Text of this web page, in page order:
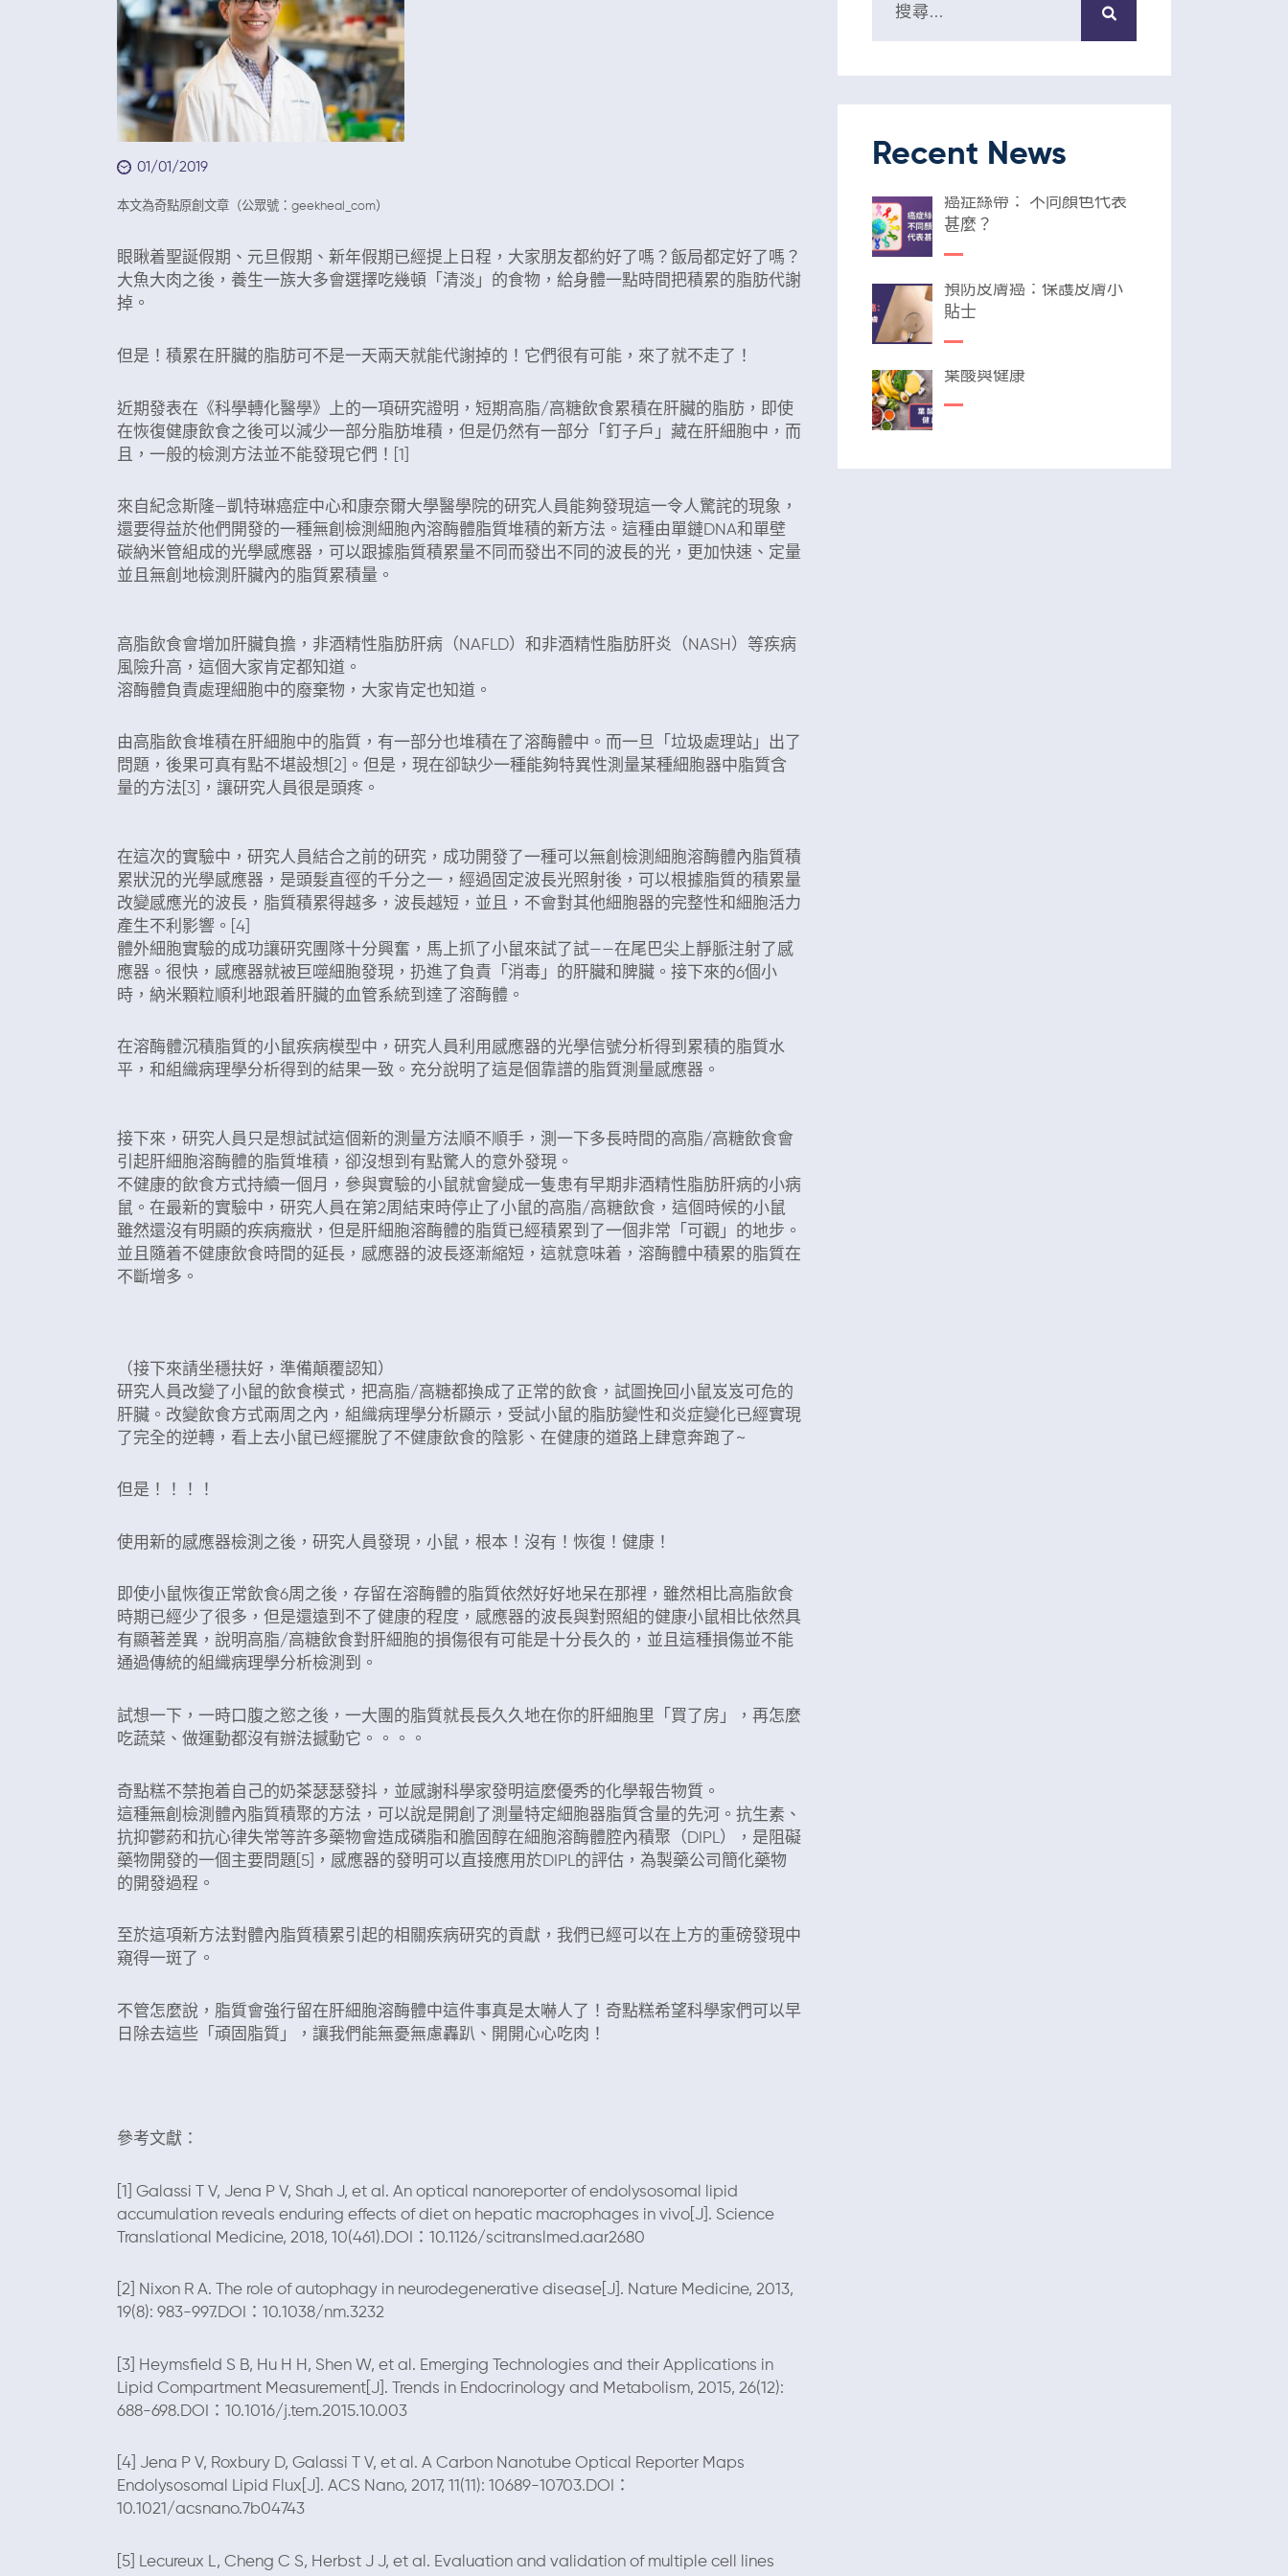
01/01/2019
本文為奇點原創文章（公眾號：geekheal_com）
眼瞅着聖誕假期、元旦假期、新年假期已經提上日程，大家朋友都約好了嗎？飯局都定好了嗎？
大魚大肉之後，養生一族大多會選擇吃幾頓「清淡」的食物，給身體一點時間把積累的脂肪代謝
掉。
但是！積累在肝臟的脂肪可不是一天兩天就能代謝掉的！它們很有可能，來了就不走了！
近期發表在《科學轉化醫學》上的一項研究證明，短期高脂/高糖飲食累積在肝臟的脂肪，即使
在恢復健康飲食之後可以減少一部分脂肪堆積，但是仍然有一部分「釘子戶」藏在肝細胞中，而
且，一般的檢測方法並不能發現它們！[1]
來自紀念斯隆—凱特琳癌症中心和康奈爾大學醫學院的研究人員能夠發現這一令人驚詫的現象，
還要得益於他們開發的一種無創檢測細胞內溶酶體脂質堆積的新方法。這種由單鏈DNA和單壁
碳納米管組成的光學感應器，可以跟據脂質積累量不同而發出不同的波長的光，更加快速、定量
並且無創地檢測肝臟內的脂質累積量。
高脂飲食會增加肝臟負擔，非酒精性脂肪肝病（NAFLD）和非酒精性脂肪肝炎（NASH）等疾病
風險升高，這個大家肯定都知道。
溶酶體負責處理細胞中的廢棄物，大家肯定也知道。
由高脂飲食堆積在肝細胞中的脂質，有一部分也堆積在了溶酶體中。而一旦「垃圾處理站」出了
問題，後果可真有點不堪設想[2]。但是，現在卻缺少一種能夠特異性測量某種細胞器中脂質含
量的方法[3]，讓研究人員很是頭疼。
在這次的實驗中，研究人員結合之前的研究，成功開發了一種可以無創檢測細胞溶酶體內脂質積
累狀況的光學感應器，是頭髮直徑的千分之一，經過固定波長光照射後，可以根據脂質的積累量
改變感應光的波長，脂質積累得越多，波長越短，並且，不會對其他細胞器的完整性和細胞活力
產生不利影響。[4]
體外細胞實驗的成功讓研究團隊十分興奮，馬上抓了小鼠來試了試——在尾巴尖上靜脈注射了感
應器。很快，感應器就被巨噬細胞發現，扔進了負責「消毒」的肝臟和脾臟。接下來的6個小
時，納米顆粒順利地跟着肝臟的血管系統到達了溶酶體。
在溶酶體沉積脂質的小鼠疾病模型中，研究人員利用感應器的光學信號分析得到累積的脂質水
平，和組織病理學分析得到的結果一致。充分說明了這是個靠譜的脂質測量感應器。
接下來，研究人員只是想試試這個新的測量方法順不順手，測一下多長時間的高脂/高糖飲食會
引起肝細胞溶酶體的脂質堆積，卻沒想到有點驚人的意外發現。
不健康的飲食方式持續一個月，參與實驗的小鼠就會變成一隻患有早期非酒精性脂肪肝病的小病
鼠。在最新的實驗中，研究人員在第2周結束時停止了小鼠的高脂/高糖飲食，這個時候的小鼠
雖然還沒有明顯的疾病癥狀，但是肝細胞溶酶體的脂質已經積累到了一個非常「可觀」的地步。
並且隨着不健康飲食時間的延長，感應器的波長逐漸縮短，這就意味着，溶酶體中積累的脂質在
不斷增多。
有脂质残留
（接下來請坐穩扶好，準備顛覆認知）
研究人員改變了小鼠的飲食模式，把高脂/高糖都換成了正常的飲食，試圖挽回小鼠岌岌可危的
肝臟。改變飲食方式兩周之內，組織病理學分析顯示，受試小鼠的脂肪變性和炎症變化已經實現
了完全的逆轉，看上去小鼠已經擺脫了不健康飲食的陰影、在健康的道路上肆意奔跑了~
但是！！！！
使用新的感應器檢測之後，研究人員發現，小鼠，根本！沒有！恢復！健康！
即使小鼠恢復正常飲食6周之後，存留在溶酶體的脂質依然好好地呆在那裡，雖然相比高脂飲食
時期已經少了很多，但是還遠到不了健康的程度，感應器的波長與對照組的健康小鼠相比依然具
有顯著差異，說明高脂/高糖飲食對肝細胞的損傷很有可能是十分長久的，並且這種損傷並不能
通過傳統的組織病理學分析檢測到。
試想一下，一時口腹之慾之後，一大團的脂質就長長久久地在你的肝細胞里「買了房」，再怎麼
吃蔬菜、做運動都沒有辦法撼動它。。。。
奇點糕不禁抱着自己的奶茶瑟瑟發抖，並感謝科學家發明這麼優秀的化學報告物質。
這種無創檢測體內脂質積聚的方法，可以說是開創了測量特定細胞器脂質含量的先河。抗生素、
抗抑鬱葯和抗心律失常等許多藥物會造成磷脂和膽固醇在細胞溶酶體腔內積聚（DIPL），是阻礙
藥物開發的一個主要問題[5]，感應器的發明可以直接應用於DIPL的評估，為製藥公司簡化藥物
的開發過程。
至於這項新方法對體內脂質積累引起的相關疾病研究的貢獻，我們已經可以在上方的重磅發現中
窺得一斑了。
不管怎麼說，脂質會強行留在肝細胞溶酶體中這件事真是太嚇人了！奇點糕希望科學家們可以早
日除去這些「頑固脂質」，讓我們能無憂無慮轟趴、開開心心吃肉！
參考文獻：
[1] Galassi T V, Jena P V, Shah J, et al. An optical nanoreporter of endolysosomal lipid
accumulation reveals enduring effects of diet on hepatic macrophages in vivo[J]. Science
Translational Medicine, 2018, 10(461).DOI：10.1126/scitranslmed.aar2680
[2] Nixon R A. The role of autophagy in neurodegenerative disease[J]. Nature Medicine, 2013,
19(8): 983-997.DOI：10.1038/nm.3232
[3] Heymsfield S B, Hu H H, Shen W, et al. Emerging Technologies and their Applications in
Lipid Compartment Measurement[J]. Trends in Endocrinology and Metabolism, 2015, 26(12):
688-698.DOI：10.1016/j.tem.2015.10.003
[4] Jena P V, Roxbury D, Galassi T V, et al. A Carbon Nanotube Optical Reporter Maps
Endolysosomal Lipid Flux[J]. ACS Nano, 2017, 11(11): 10689-10703.DOI：
10.1021/acsnano.7b04743
[5] Lecureux L, Cheng C S, Herbst J J, et al. Evaluation and validation of multiple cell lines
Recent News
癌症絲帶： 不同顏色代表
甚麼？
預防皮膚癌：保護皮膚小
貼士
葉酸與健康